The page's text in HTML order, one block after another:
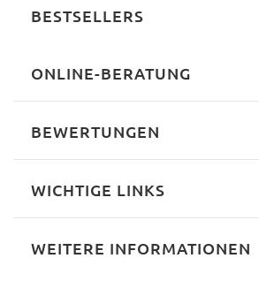
BESTSELLERS
ONLINE-BERATUNG
BEWERTUNGEN
WICHTIGE LINKS
WEITERE INFORMATIONEN